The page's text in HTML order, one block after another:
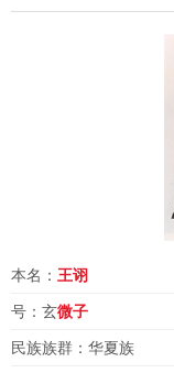
本名： 王诩
号：玄微子
民族族群：华夏族